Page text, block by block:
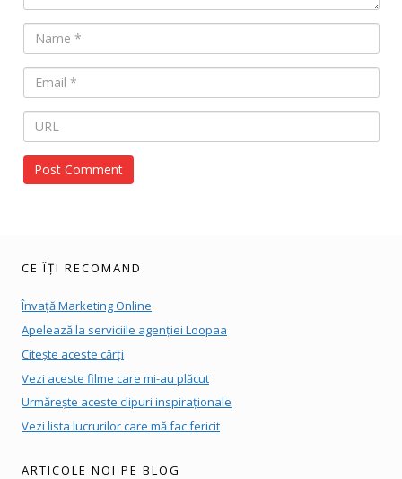
CE ÎȚI RECOMAND
Învață Marketing Online
Apelează la serviciile agenției Loopaa
Citește aceste cărți
Vezi aceste filme care mi-au plăcut
Urmărește aceste clipuri inspiraționale
Vezi lista lucrurilor care mă fac fericit
ARTICOLE NOI PE BLOG